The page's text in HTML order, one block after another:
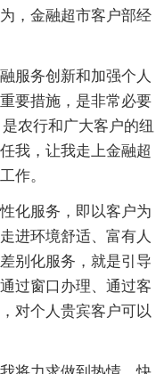
，金融超市客户部经
务创新和加强个人
要措施，是非常必要
农行和广大客户的纽
我，让我走上金融超
作。
服务，即以客户为
进环境舒适、富有人
别化服务，就是引导
过窗口办理、通过客
对个人贵宾客户可以